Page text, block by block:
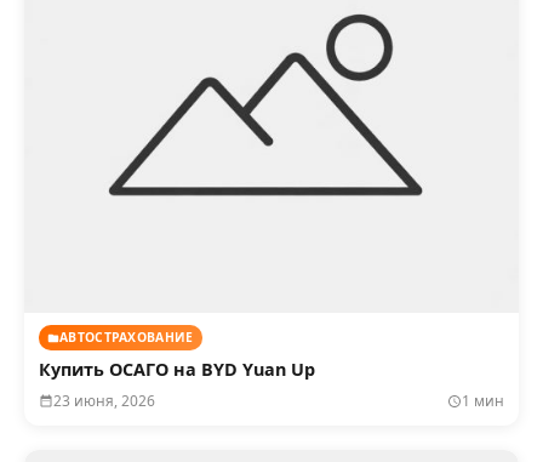
АВТОСТРАХОВАНИЕ
Купить ОСАГО на BYD Yuan Up
23 июня, 2026 1 мин